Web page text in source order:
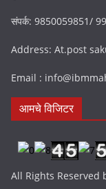
संपर्क: 9850059851/
Address: At.post
Email :
आमचे विजिटर
All Rights Reserved